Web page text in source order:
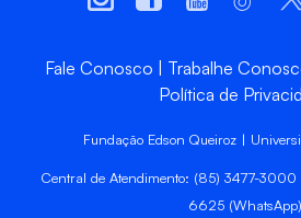
Fale Conosco Trabalhe
Política de
Fundação Edson Queiroz |
Central de Atendimento: (85) 3477-
6625 (WhatsApp)